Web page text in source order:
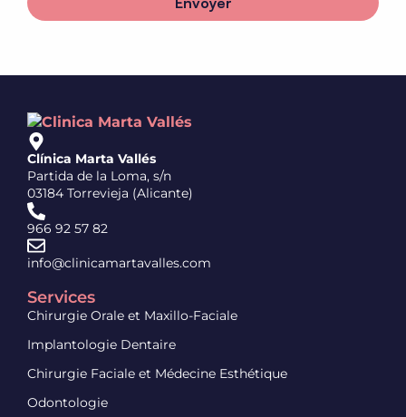
Clínica Marta Vallés
Partida de la Loma, s/n
03184 Torrevieja (Alicante)
966 92 57 82
info@clinicamartavalles.com
Services
Chirurgie Orale et Maxillo-Faciale
Implantologie Dentaire
Chirurgie Faciale et Médecine Esthétique
Odontologie